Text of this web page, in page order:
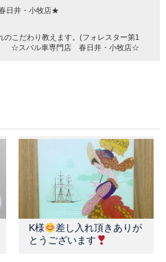
日井・小牧店★
のこだわり教えます。(フォレスター第1
店 春日井・小牧店☆
K様
差し入れ頂きありが
とうございます